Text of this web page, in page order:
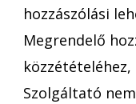
hozzászólási
Megrendelő
Szolgáltató